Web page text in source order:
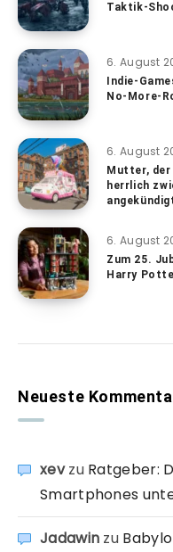
Taktik-
6. August
Indie-
No-More-
6. August
Mutter, der
herrlich
6. August
Zum 25.
Harry
Neueste
xevzu Ratgeber:
Smartphones
Jadawin zu